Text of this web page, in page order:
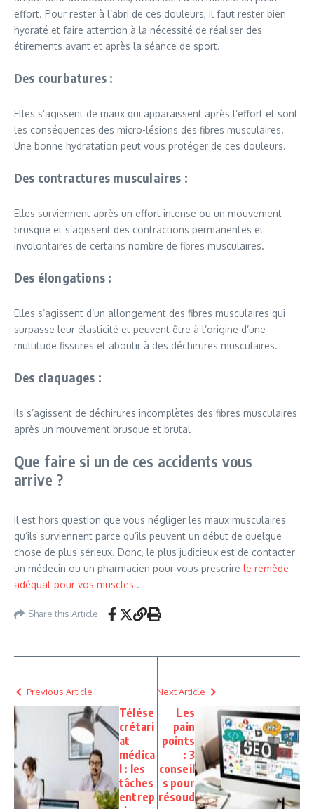
effort. Pour rester à l’abri de ces douleurs, il faut rester bien
hydraté et faire attention à la nécessité de réaliser des
étirements avant et après la séance de sport.
Des courbatures :
Elles s’agissent de maux qui apparaissent après l’effort et sont
les conséquences des micro-lésions des fibres musculaires.
Une bonne hydratation peut vous protéger de ces douleurs.
Des contractures musculaires :
Elles surviennent après un effort intense ou un mouvement
brusque et s’agissent des contractions permanentes et
involontaires de certains nombre de fibres musculaires.
Des élongations :
Elles s’agissent d’un allongement des fibres musculaires qui
surpasse leur élasticité et peuvent être à l’origine d’une
multitude fissures et aboutir à des déchirures musculaires.
Des claquages :
Ils s’agissent de déchirures incomplètes des fibres musculaires
après un mouvement brusque et brutal
Que faire si un de ces accidents vous
arrive ?
Il est hors question que vous négliger les maux musculaires
qu’ils surviennent parce qu’ils peuvent un début de quelque
chose de plus sérieux. Donc, le plus judicieux est de contacter
un médecin ou un pharmacien pour vous prescrire le remède
adéquat pour vos muscles .
Share this Article
Previous Article
Télése
crétari
at
médica
l : les
tâches
entrep
Next Article
Les
pain
points
: 3
conseil
s pour
résoud